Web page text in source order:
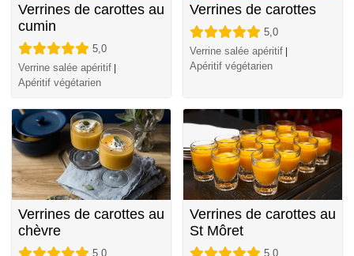
Verrines de carottes au
cumin
5,0
Verrine salée apéritif |
Apéritif végétarien
Verrines de carottes
5,0
Verrine salée apéritif |
Apéritif végétarien
Verrines de carottes au
chèvre
5,0
Verrines de carottes au
St Môret
5,0